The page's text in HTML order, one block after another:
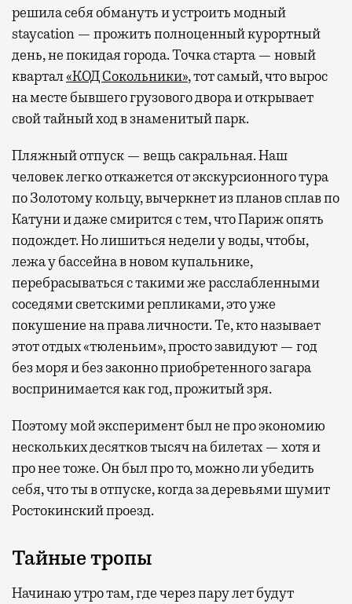
решила себя обмануть и устроить модный
staycation — прожить полноценный курортный
день, не покидая города. Точка старта — новый
квартал«КОД Сокольники», тот самый, что вырос
на месте бывшего грузового двора и открывает
свой тайный ход в знаменитый парк.
Пляжный отпуск — вещь сакральная. Наш
человек легко откажется от экскурсионного тура
по Золотому кольцу, вычеркнет из планов сплав по
Катуни и даже смирится с тем, что Париж опять
подождет. Но лишиться недели у воды, чтобы,
лежа у бассейна в новом купальнике,
перебрасываться с такими же расслабленными
соседями светскими репликами, это уже
покушение на права личности. Те, кто называет
этот отдых «тюленьим», просто завидуют — год
без моря и без законно приобретенного загара
воспринимается как год, прожитый зря.
Поэтому мой эксперимент был не про экономию
нескольких десятков тысяч на билетах — хотя и
про нее тоже. Он был про то, можно ли убедить
себя, что ты в отпуске, когда за деревьями шумит
Ростокинский проезд.
Тайные тропы
Начинаю утро там, где через пару лет будут